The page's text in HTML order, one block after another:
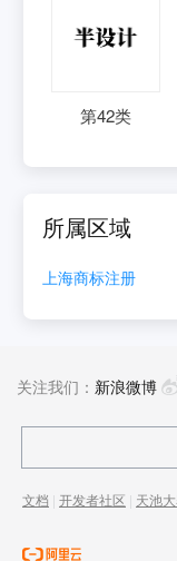
第42类
所属区域
上海商标注册